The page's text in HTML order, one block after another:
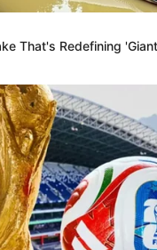
That's Redefining